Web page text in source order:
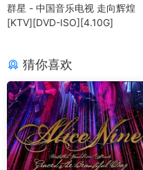
群星 - 中国音乐电视 走向辉煌
[KTV][DVD-ISO][4.10G]
猜你喜欢